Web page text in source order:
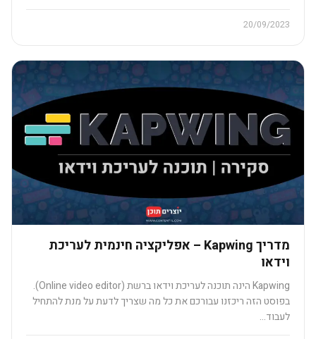
20/09/2023
מדריך Kapwing – אפליקציה חינמית לעריכת
וידאו
Kapwing הינה תוכנה לעריכת וידאו ברשת (Online video editor).
בפוסט הזה ריכזנו עבורכם את כל מה שצריך לדעת על מנת להתחיל
לעבוד…